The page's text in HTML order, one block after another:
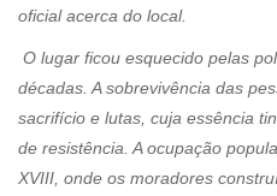
oficial acerca do local.
O lugar ficou esquecido pelas
décadas. A sobrevivência das
sacrifício e lutas, cuja essência
de resistência. A ocupação
XVIII, onde os moradores